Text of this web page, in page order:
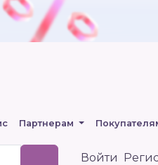
Партнерам
Войти